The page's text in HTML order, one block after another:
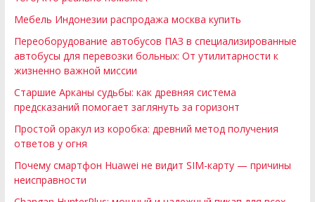
Мебель Индонезии распродажа москва купить
Переоборудование автобусов ПАЗ в специализированные
автобусы для перевозки больных: От утилитарности к
жизненно важной миссии
Старшие Арканы судьбы: как древняя система
предсказаний помогает заглянуть за горизонт
Простой оракул из коробка: древний метод получения
ответов у огня
Почему смартфон Huawei не видит SIM-карту — причины
неисправности